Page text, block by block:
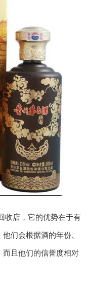
收店，它的优势在于有
们会根据酒的年份、
且他们的信誉度相对